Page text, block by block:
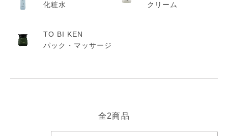
化粧水
クリーム
TO BI KEN
パック・マッサージ
全2商品